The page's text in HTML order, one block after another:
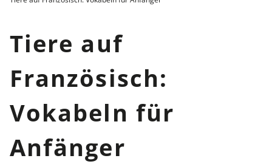
Tiere auf
Französisch:
Vokabeln für
Anfänger